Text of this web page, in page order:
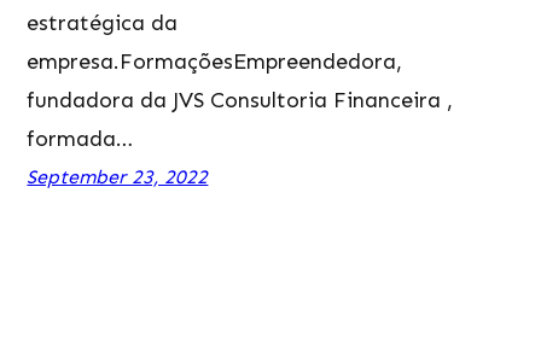
estratégica da
empresa.FormaçõesEmpreendedora,
fundadora da JVS Consultoria Financeira ,
formada…
September 23, 2022